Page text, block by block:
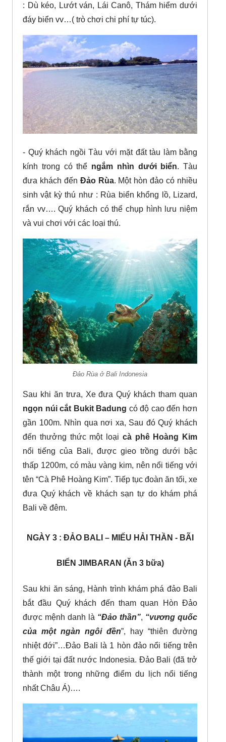
: Dù kéo, Lướt ván, Lái Canô, Thám hiểm dưới
đáy biển vv…( trò chơi chi phí tự túc).
- Quý khách ngồi Tàu với mặt đất tàu làm bằng
kính trong có thể ngắm nhìn dưới biển. Tàu
đưa khách đến Đảo Rùa. Một hòn đảo có nhiều
sinh vật kỳ thú như : Rùa biển khổng lồ, Lizard,
rắn vv…. Quý khách có thể chụp hình lưu niệm
và vui chơi với các loại thú.
Đảo Rùa ở Bali Indonesia
Sau khi ăn trưa, Xe đưa Quý khách tham quan
ngọn núi cắt Bukit Badung có độ cao đến hơn
gần 100m. Nhìn qua nơi xa, Sau đó Quý khách
đến thưởng thức một loại cà phê Hoàng Kim
nổi tiếng của Bali, được gieo trồng dưới bậc
thấp 1200m, có màu vàng kim, nên nổi tiếng với
tên “Cà Phê Hoàng Kim”. Tiếp tục đoàn ăn tối, xe
đưa Quý khách về khách sạn tự do khám phá
Bali về đêm.
NGÀY 3 : ĐẢO BALI – MIẾU HẢI THẦN - BÃI
BIỂN JIMBARAN (Ăn 3 bữa)
Sau khi ăn sáng, Hành trình khám phá đảo Bali
bắt đầu Quý khách đến tham quan Hòn Đảo
được mệnh danh là “Đảo thần”, “vương quốc
của một ngàn ngôi đền”, hay “thiên đường
nhiệt đới”…Đảo Bali là 1 hòn đảo nổi tiếng trên
thế giới tại đất nước Indonesia. Đảo Bali (đã trở
thành một trong những điểm du lịch nổi tiếng
nhất Châu Á)….